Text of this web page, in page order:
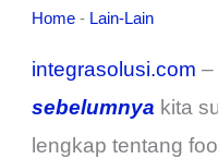
Home - Lain-Lain
integrasolusi.com
sebelumnya kita
lengkap tentang